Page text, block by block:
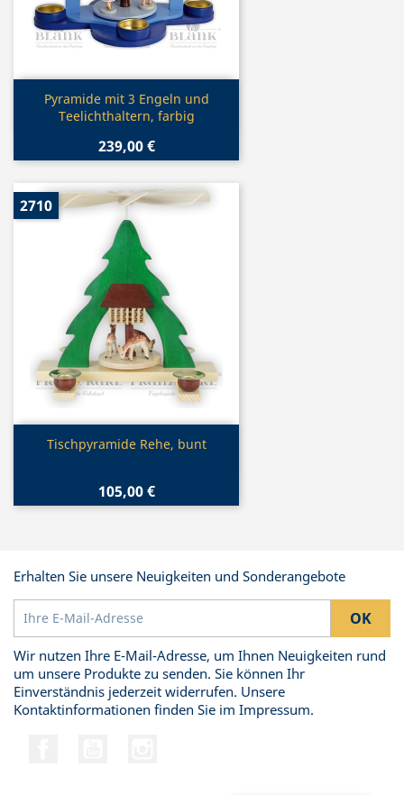
 Vorschau
Pyramide mit 3 Engeln und
Teelichthaltern, farbig
239,00 €
Vorschau
Tischpyramide Rehe, bunt
105,00 €
2710
Erhalten Sie unsere Neuigkeiten und Sonderangebote
Wir nutzen Ihre E-Mail-Adresse, um Ihnen Neuigkeiten rund
um unsere Produkte zu senden. Sie können Ihr
Einverständnis jederzeit widerrufen. Unsere
Kontaktinformationen finden Sie im Impressum.